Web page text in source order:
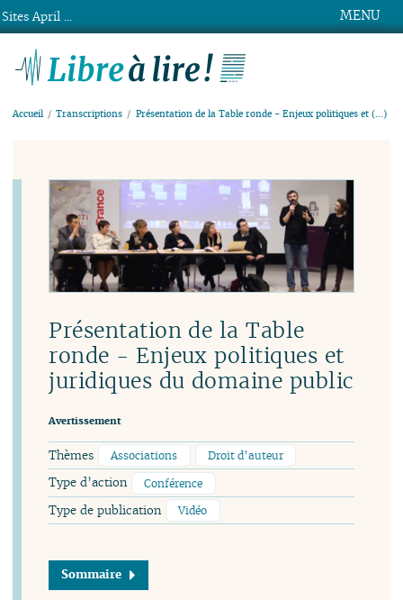
MENU
Accueil Transcriptions Présentation de la Table ronde - Enjeux politiques et (…)
Présentation de la Table
ronde - Enjeux politiques et
juridiques du domaine public
Avertissement
Thèmes Associations Droit d’auteur
Type d’action Conférence
Type de publication Vidéo
Sommaire
Sites April ...